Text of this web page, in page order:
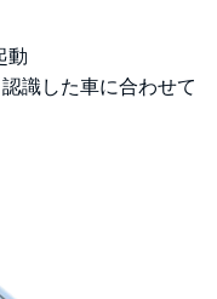
動
識した車に合わせて